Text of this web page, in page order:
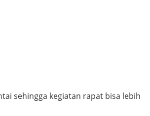
sehingga kegiatan rapat bisa lebih